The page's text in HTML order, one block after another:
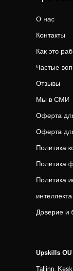
О нас
Контакты
Как это
Частые
Отзывы
Мы в СМИ
Оферта
Оферта
Политика
Политика
Политика
интеллекта
Доверие и
Upskills OU
Tallinn,